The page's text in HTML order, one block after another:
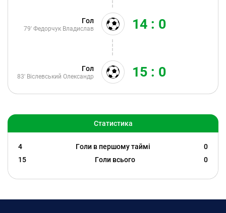
Гол
79'Федорчук Владислав 14 : 0
Гол
83' Віслевський Олександр 15 : 0
Статистика
4 Голи в першому таймі
0
15
Голи всього 0